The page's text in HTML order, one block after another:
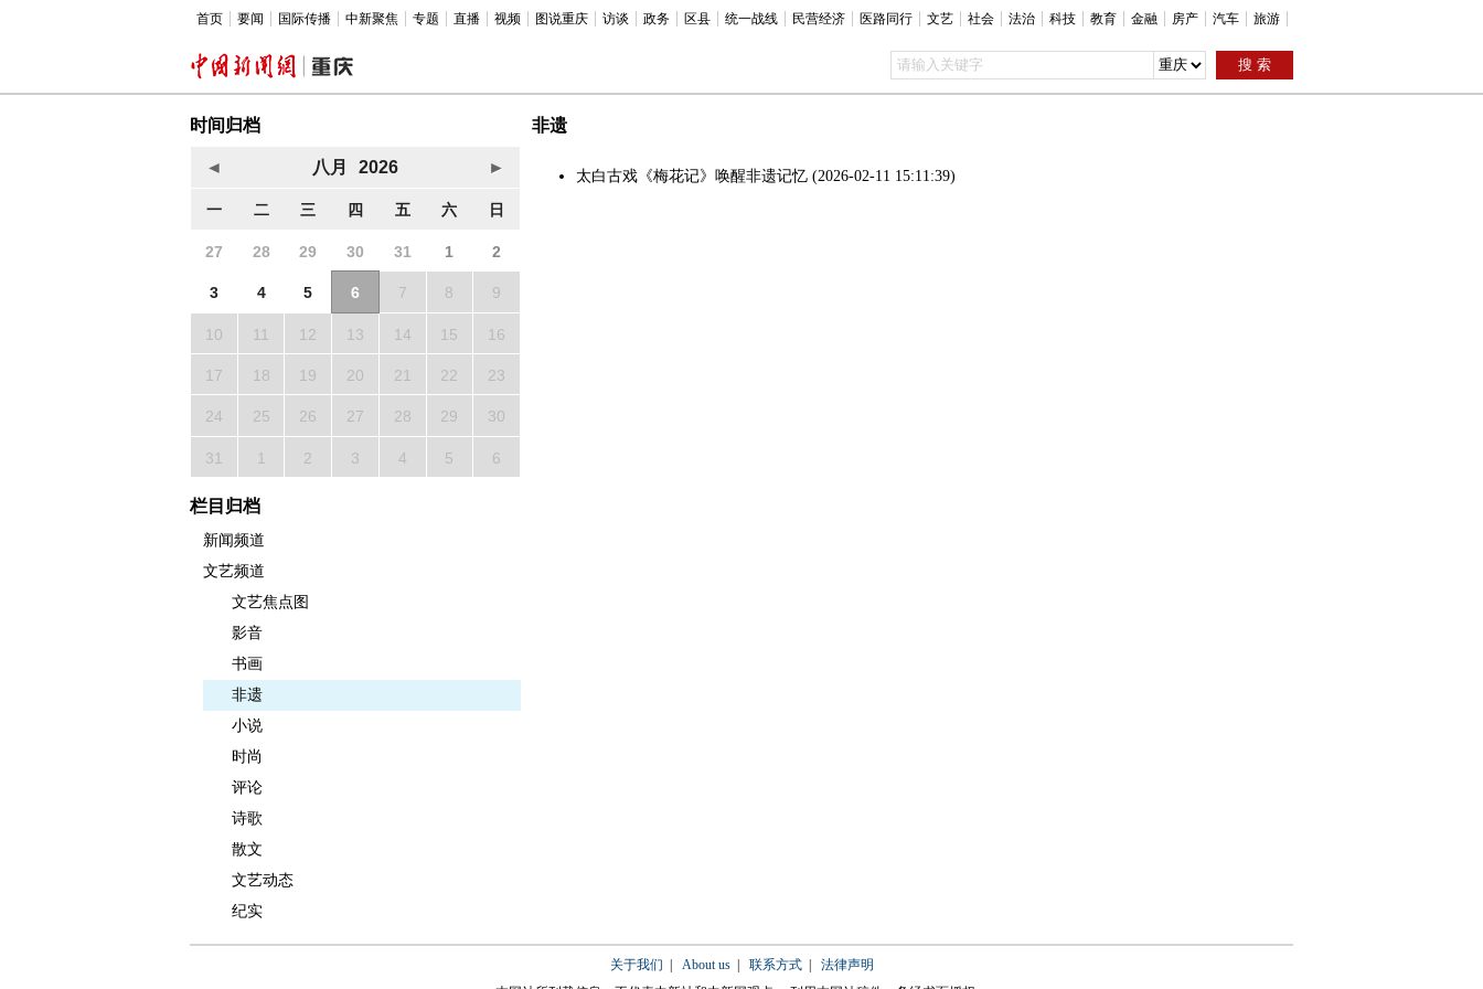
首页 要闻 国际传播 中新聚焦 专题 直播 视频 图说重庆 访谈 政务 区县 统一战线 民营经济 医路同行 文艺 社会 法治 科技 教育 金融 房产 汽车 旅游
时间归档
栏目归档
新闻频道
文艺频道
文艺焦点图
影音
书画
非遗
小说
时尚
评论
诗歌
散文
文艺动态
纪实
非遗
太白古戏《梅花记》唤醒非遗记忆 (2026-02-11 15:11:39)
关于我们 About us| 联系方式| 法律声明
◄ 八月 2026 ►
一 二 三 四 五 六 日
27 28 29 30 31 1 2
3 4 5 6 7 8 9
10 11 12 13 14 15 16
17 18 19 20 21 22 23
24 25 26 27 28 29 30
31 1 2 3 4 5 6